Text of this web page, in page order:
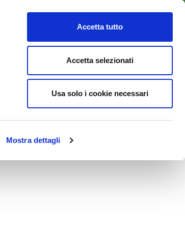
Mostra dettagli
Accetta tutto
Accetta selezionati
Usa solo i cookie necessari
NEWS & BLOG CONTATTI